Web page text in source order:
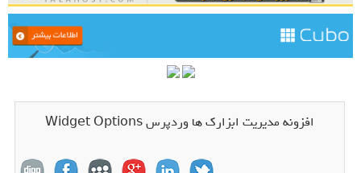
افزونه مدیریت ابزارک ها وردپرس Widget Options